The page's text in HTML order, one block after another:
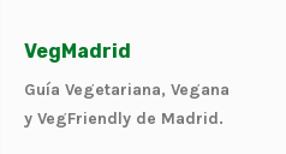
VegMadrid
Guía Vegetariana, Vegana
y VegFriendly de Madrid.